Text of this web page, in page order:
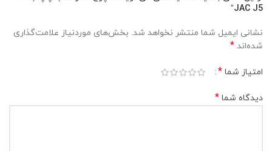
JAC J5”
نشانی ایمیل شما منتشر نخواهد شد. بخش‌های موردنیاز علامت‌گذاری
شده‌اند *
امتیاز شما *
دیدگاه شما *